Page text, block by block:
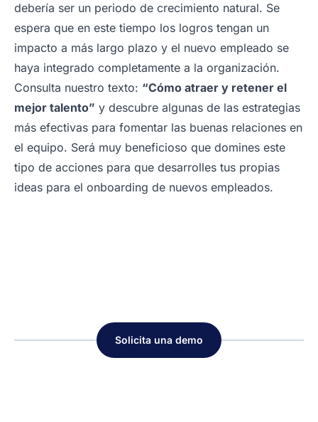
debería ser un periodo de crecimiento natural. Se
espera que en este tiempo los logros tengan un
impacto a más largo plazo y el nuevo empleado se
haya integrado completamente a la organización.
Consulta nuestro texto: “Cómo atraer y retener el
mejor talento” y descubre algunas de las estrategias
más efectivas para fomentar las buenas relaciones en
el equipo. Será muy beneficioso que domines este
tipo de acciones para que desarrolles tus propias
ideas para el onboarding de nuevos empleados.
Solicita una demo